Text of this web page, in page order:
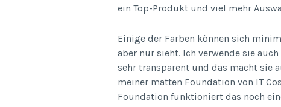
ein Top-Produkt und viel mehr
Einige der Farben können sich
aber nur sieht. Ich verwende sie
sehr transparent und das macht sie
meiner matten Foundation von IT
Foundation funktioniert das noch